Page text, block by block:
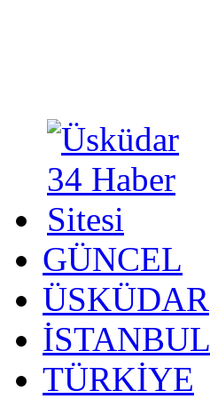
GÜNCEL
ÜSKÜDAR
İSTANBUL
TÜRKİYE